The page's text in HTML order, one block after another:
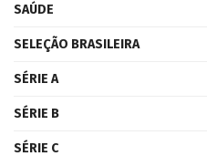
SAÚDE
SELEÇÃO BRASILEIRA
SÉRIE A
SÉRIE B
SÉRIE C